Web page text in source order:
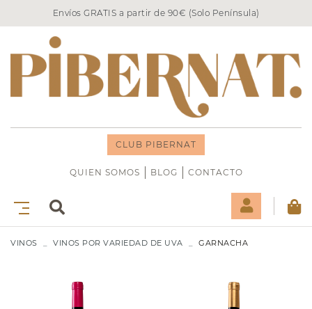
Envíos GRATIS a partir de 90€ (Solo Península)
CLUB PIBERNAT
QUIEN SOMOS BLOG CONTACTO
VINOS VINOS POR VARIEDAD DE UVA GARNACHA